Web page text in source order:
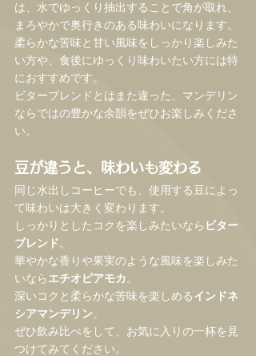
は、水でゆっくり抽出することで角が取れ、
まろやかで奥行きのある味わいになります。
柔らかな苦味と甘い風味をしっかり楽しみた
い方や、食後にゆっくり味わいたい方には特
におすすめです。
ビターブレンドとはまた違った、マンデリン
ならではの豊かな余韻をぜひお楽しみくださ
い。
豆が違うと、味わいも変わる
同じ水出しコーヒーでも、使用する豆によっ
て味わいは大きく変わります。
しっかりとしたコクを楽しみたいなら ビター
ブレンド。
華やかな香りや果実のような風味を楽しみた
いならエチオピアモカ。
深いコクと柔らかな苦味を楽しめるインドネ
シアマンデリン。
ぜひ飲み比べをして、お気に入りの一杯を見
つけてみてください。